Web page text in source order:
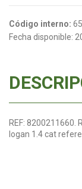
Código interno:
Fecha disponible:
REF: 8200211660.
logan 1.4 cat